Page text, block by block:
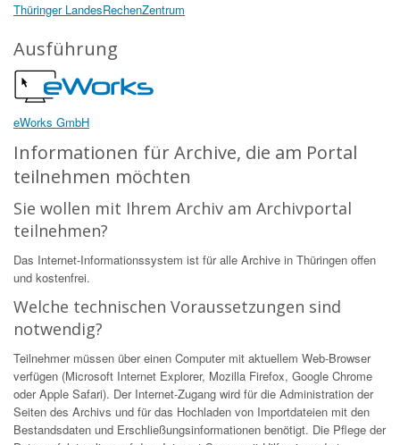
Thüringer LandesRechenZentrum
Ausführung
eWorks GmbH
Informationen für Archive, die am Portal
teilnehmen möchten
Sie wollen mit Ihrem Archiv am Archivportal
teilnehmen?
Das Internet-Informationssystem ist für alle Archive in Thüringen offen
und kostenfrei.
Welche technischen Voraussetzungen sind
notwendig?
Teilnehmer müssen über einen Computer mit aktuellem Web-Browser
verfügen (Microsoft Internet Explorer, Mozilla Firefox, Google Chrome
oder Apple Safari). Der Internet-Zugang wird für die Administration der
Seiten des Archivs und für das Hochladen von Importdateien mit den
Bestandsdaten und Erschließungsinformationen benötigt. Die Pflege der